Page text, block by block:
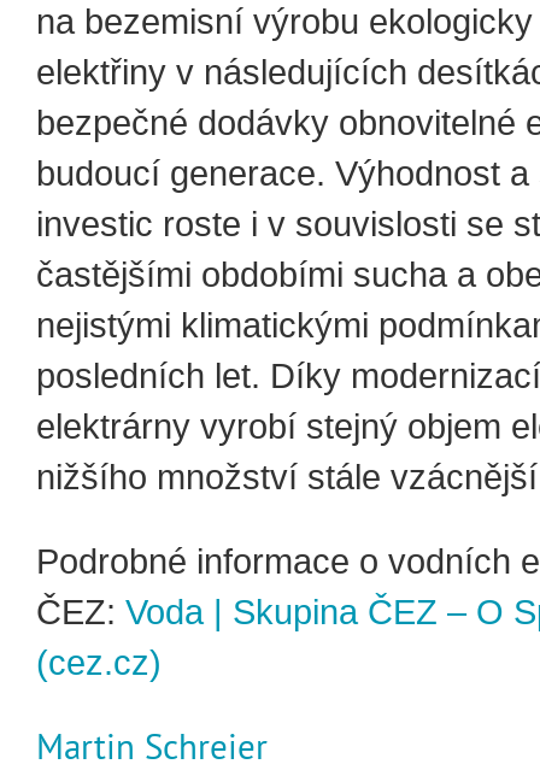
na bezemisní výrobu
elektřiny v následujících
bezpečné dodávky obnovitelné
budoucí generace. Výhodnost
investic roste i v souvislosti se
častějšími obdobími sucha a
nejistými klimatickými
posledních let. Díky
elektrárny vyrobí stejný objem
nižšího množství stále
Podrobné informace o vodních
ČEZ: Voda | Skupina ČEZ – O
(cez.cz)
Martin Schreier